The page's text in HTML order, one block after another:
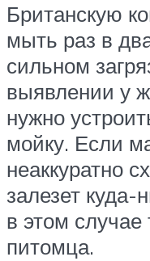
Британскую
мыть раз в
сильном
выявлении у
нужно
мойку. Если
неаккуратно
залезет куда-
в этом случае
питомца.